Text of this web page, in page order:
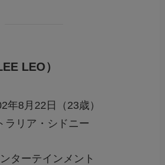
LEO）
年8月22日（23歳）
ラリア・シドニー
ターテインメント